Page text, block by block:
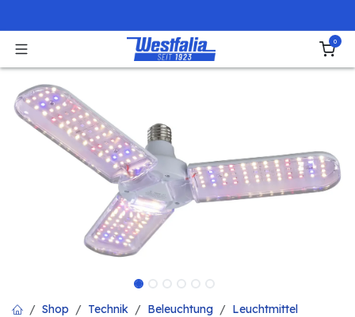
0
Shop Technik Beleuchtung
Leuchtmittel